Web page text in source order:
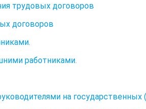
трудовых договоров
договоров
работниками.
на государственных